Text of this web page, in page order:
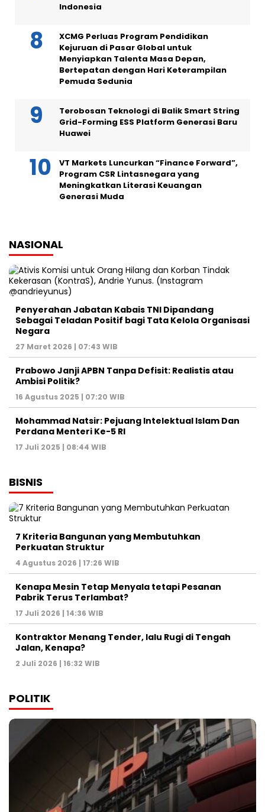
Indonesia
XCMG Perluas Program Pendidikan
Kejuruan di Pasar Global untuk
Menyiapkan Talenta Masa Depan,
Bertepatan dengan Hari Keterampilan
Pemuda Sedunia
Terobosan Teknologi di Balik Smart String
Grid-Forming ESS Platform Generasi Baru
Huawei
VT Markets Luncurkan “Finance Forward”,
Program CSR Lintasnegara yang
Meningkatkan Literasi Keuangan
Generasi Muda
NASIONAL
Penyerahan Jabatan Kabais TNI Dipandang
Sebagai Teladan Positif bagi Tata Kelola Organisasi
Negara
27 Maret 2026 | 07:43 WIB
Prabowo Janji APBN Tanpa Defisit: Realistis atau
Ambisi Politik?
16 Agustus 2025 | 07:20 WIB
Mohammad Natsir: Pejuang Intelektual Islam Dan
Perdana Menteri Ke-5 RI
17 Juli 2025 | 08:44 WIB
BISNIS
7 Kriteria Bangunan yang Membutuhkan
Perkuatan Struktur
4 Agustus 2026 | 17:26 WIB
Kenapa Mesin Tetap Menyala tetapi Pesanan
Pabrik Terus Terlambat?
17 Juli 2026 | 14:36 WIB
Kontraktor Menang Tender, lalu Rugi di Tengah
Jalan, Kenapa?
2 Juli 2026 | 16:32 WIB
POLITIK